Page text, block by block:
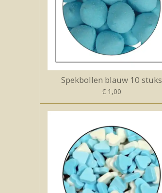
Spekbollen blauw 10 stuks
€ 1,00